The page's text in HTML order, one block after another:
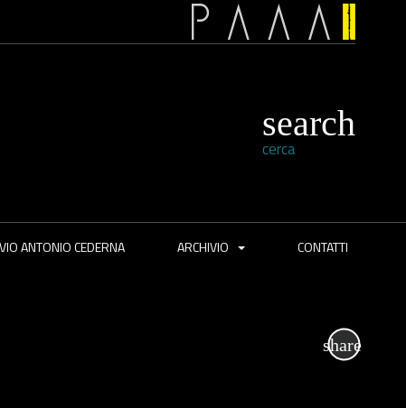
cerca
ANTONIO CEDERNA ARCHIVIO CONTATTI